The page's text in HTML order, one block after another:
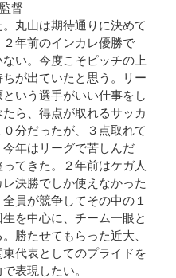
督
丸山は期待通りに決めて
年前のインカレ優勝で
い。今度こそピッチの上
が出ていたと思う。リー
いう選手がいい仕事をし
ら、得点が取れるサッカ
分だったが、３点取れて
年はリーグで苦しんだ
てきた。２年前はケガ人
決勝でしか使えなかった
員が競争してその中の１
を中心に、チーム一眼と
勝たせてもらった近大、
代表としてのプライドを
表現したい。